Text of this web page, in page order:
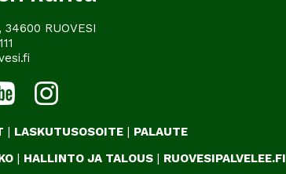
RUOVESI
| LASKUTUSOSOITE | PALAUTE
| HALLINTO JA TALOUS | RUOVESIPALVELEE.FI